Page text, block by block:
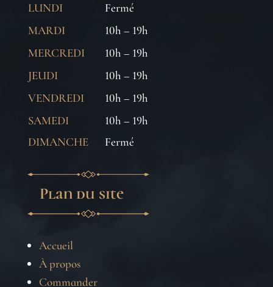
LUNDI
Fermé
MARDI
10h – 19h
MERCREDI
10h – 19h
JEUDI
10h – 19h
VENDREDI
10h – 19h
SAMEDI
10h – 19h
DIMANCHE
Fermé
Plan du site
Accueil
À propos
Commander